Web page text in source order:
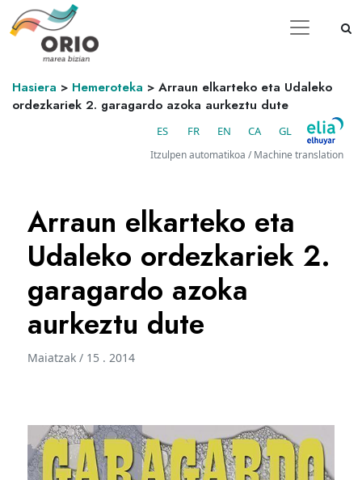
Hasiera > Hemeroteka > Arraun elkarteko eta Udaleko
ordezkariek 2. garagardo azoka aurkeztu dute
ES FR EN CA GL
Itzulpen automatikoa / Machine translation
Arraun elkarteko eta
Udaleko ordezkariek 2.
garagardo azoka
aurkeztu dute
Maiatzak / 15 . 2014